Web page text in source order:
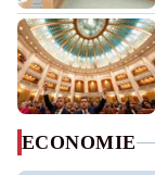
ECONOMIE